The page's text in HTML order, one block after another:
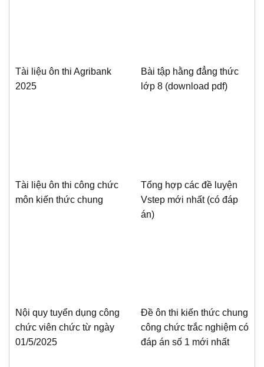
Tài liệu ôn thi Agribank
2025
Bài tập hằng đẳng thức
lớp 8 (download pdf)
Tài liệu ôn thi công chức
môn kiến thức chung
Tổng hợp các đề luyện
Vstep mới nhất (có đáp
án)
Nội quy tuyển dụng công
chức viên chức từ ngày
01/5/2025
Đề ôn thi kiến thức chung
công chức trắc nghiệm có
đáp án số 1 mới nhất